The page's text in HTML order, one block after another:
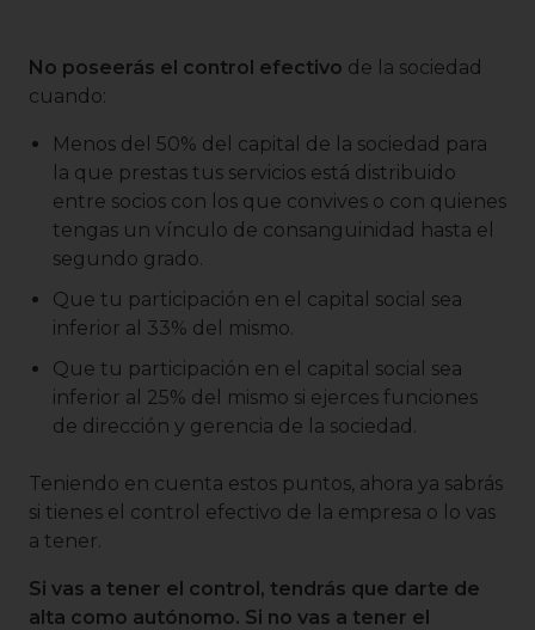
No poseerás el control efectivo de la sociedad
cuando:
Menos del 50% del capital de la sociedad para
la que prestas tus servicios está distribuido
entre socios con los que convives o con quienes
tengas un vínculo de consanguinidad hasta el
segundo grado.
Que tu participación en el capital social sea
inferior al 33% del mismo.
Que tu participación en el capital social sea
inferior al 25% del mismo si ejerces funciones
de dirección y gerencia de la sociedad.
Teniendo en cuenta estos puntos, ahora ya sabrás
si tienes el control efectivo de la empresa o lo vas
a tener.
Si vas a tener el control, tendrás que darte de
alta como autónomo. Si no vas a tener el